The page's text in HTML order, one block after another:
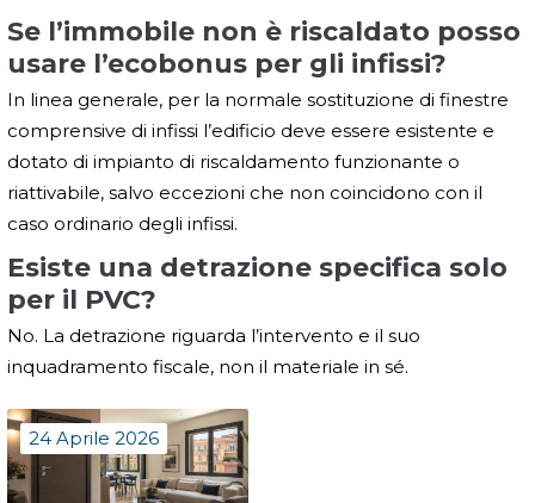
Se l’immobile non è riscaldato posso
usare l’ecobonus per gli infissi?
In linea generale, per la normale sostituzione di finestre
comprensive di infissi l’edificio deve essere esistente e
dotato di impianto di riscaldamento funzionante o
riattivabile, salvo eccezioni che non coincidono con il
caso ordinario degli infissi.
Esiste una detrazione specifica solo
per il PVC?
No. La detrazione riguarda l’intervento e il suo
inquadramento fiscale, non il materiale in sé.
24 Aprile 2026